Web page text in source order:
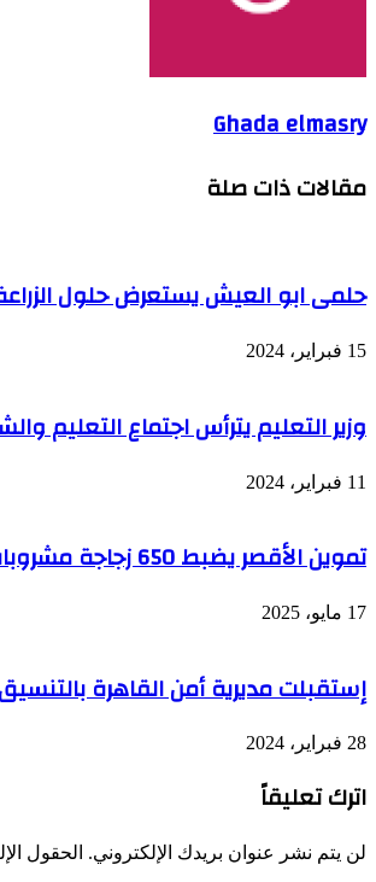
Ghada elmasry
مقالات ذات صلة
حلمى ابو العيش يستعرض حلول الزراعة
15 فبراير، 2024
وزير التعليم يترأس اجتماع
11 فبراير، 2024
تموين الأقصر يضبط 650 زجاجة مشروبات غازية منتهية الصلاحية داخل مخزن غير مرخص
17 مايو، 2025
إستقبلت مديرية أمن القاهرة
28 فبراير، 2024
اترك تعليقاً
لن يتم نشر عنوان بريدك الإلكتروني. الحقول